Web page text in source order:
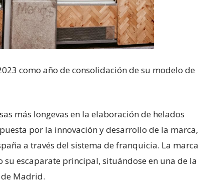
como año de consolidación de su modelo de
más longevas en la elaboración de helados
por la innovación y desarrollo de la marca,
a través del sistema de franquicia. La marca
escaparate principal, situándose en una de la
Madrid.